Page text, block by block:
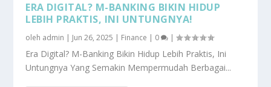
ERA DIGITAL? M-BANKING BIKIN HIDUP
LEBIH PRAKTIS, INI UNTUNGNYA!
oleh admin | Jun 26, 2025 | Finance | 0 |
Era Digital? M-Banking Bikin Hidup Lebih Praktis, Ini
Untungnya Yang Semakin Mempermudah Berbagai...